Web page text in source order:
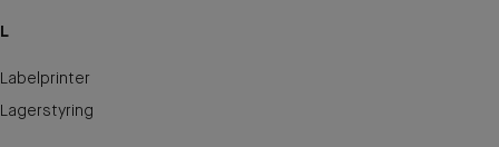
L
Labelprinter
Lagerstyring